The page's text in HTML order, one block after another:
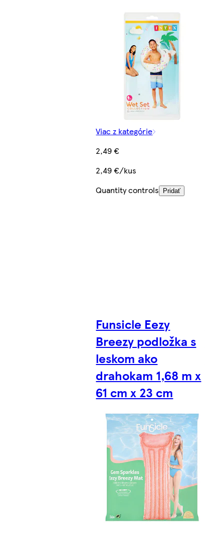
Viac z kategórie
2,49 €
2,49 €/kus
Quantity controls Pridať
Funsicle Eezy
Breezy podložka s
leskom ako
drahokam 1,68 m x
61 cm x 23 cm